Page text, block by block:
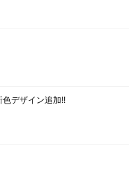
デザイン追加!!